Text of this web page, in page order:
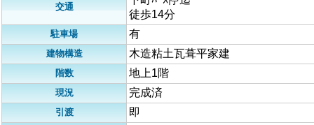
交通
徒歩14分
駐車場 有
建物構造 木造粘土瓦葺平家建
階数 地上1階
現況 完成済
引渡 即